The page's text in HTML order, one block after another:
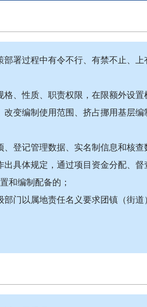
署过程中有令不行、有禁不止、
、性质、职责权限，在限额外设
变编制使用范围、挤占挪用基层编
登记管理数据、实名制信息和核查
具体规定，通过项目资金分配、
和编制配备的；
门以属地责任名义要求团镇（街